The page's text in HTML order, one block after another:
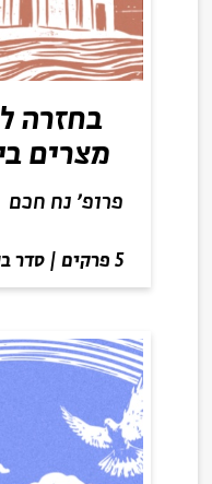
בחזרה
מצרים
פרופ׳ נח חכם
5 פרקים | סדר